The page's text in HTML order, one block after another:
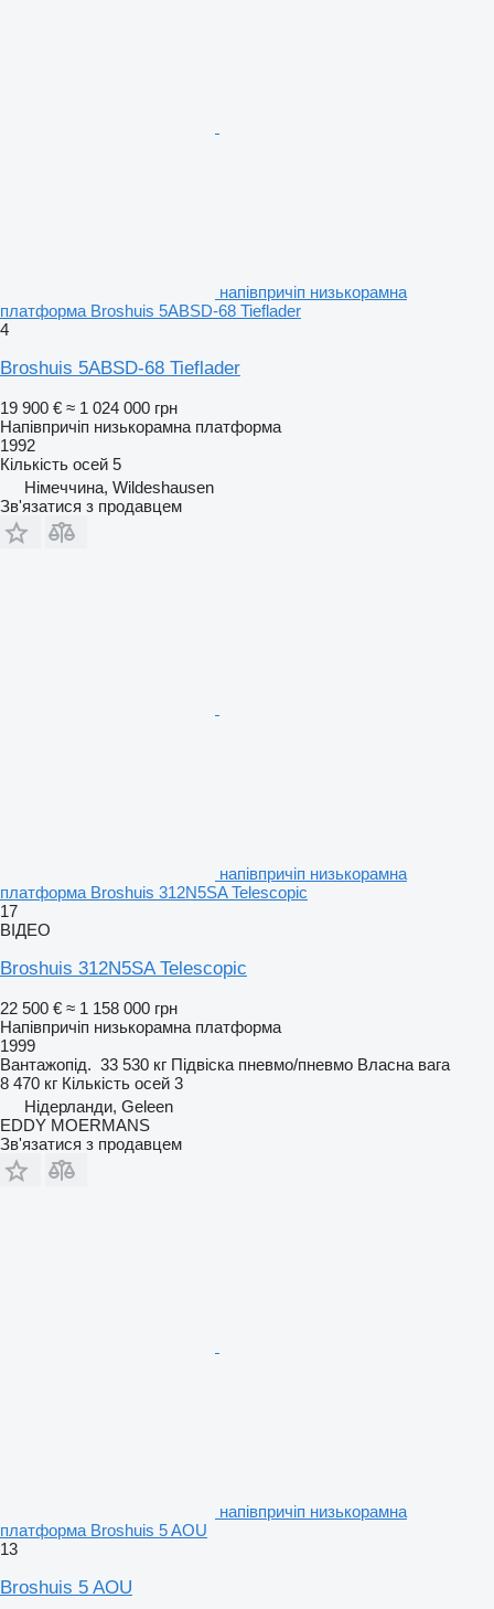
напівпричіп низькорамна
платформа Broshuis 5ABSD-68 Tieflader
4
Broshuis 5ABSD-68 Tieflader
19 900 € ≈ 1 024 000 грн
Напівпричіп низькорамна платформа
1992
Кількість осей 5
Німеччина, Wildeshausen
Зв'язатися з продавцем
напівпричіп низькорамна
платформа Broshuis 312N5SA Telescopic
17
ВІДЕО
Broshuis 312N5SA Telescopic
22 500 € ≈ 1 158 000 грн
Напівпричіп низькорамна платформа
1999
Вантажопід. 33 530 кг Підвіска пневмо/пневмо Власна вага
8 470 кг Кількість осей 3
Нідерланди, Geleen
EDDY MOERMANS
Зв'язатися з продавцем
напівпричіп низькорамна
платформа Broshuis 5 AOU
13
Broshuis 5 AOU